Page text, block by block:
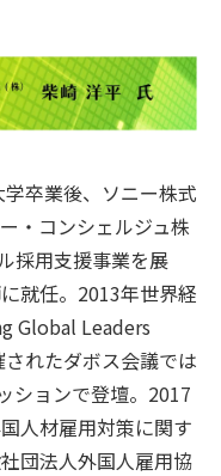
卒業後、ソニー株式
・コンシェルジュ株
採用支援事業を展
就任。2013年世界経
Global Leaders
れたダボス会議では
ションで登壇。2017
人材雇用対策に関す
団法人外国人雇用協